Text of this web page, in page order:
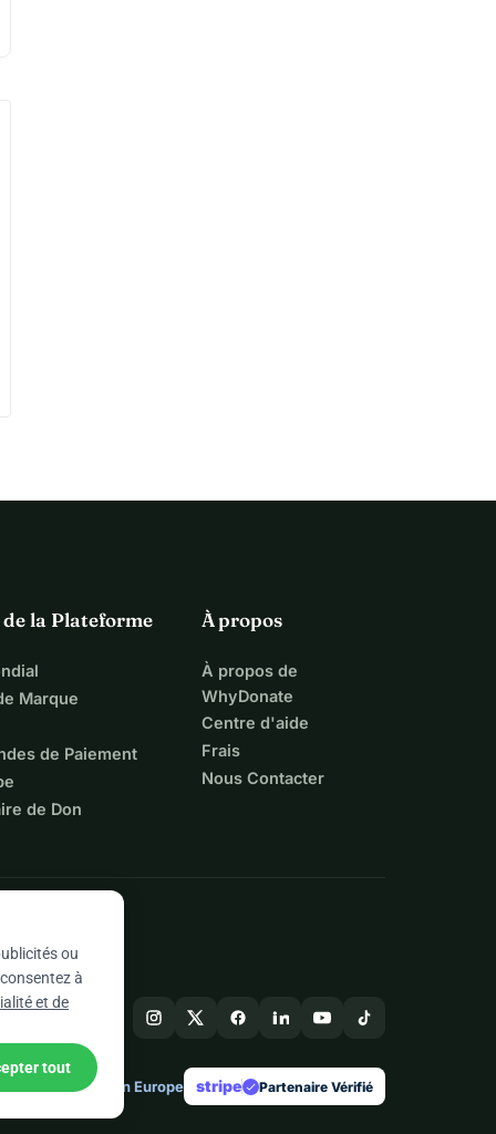
la Plateforme
Marque
de Paiement
de Don
À propos
À propos de
WhyDonate
Centre d'aide
Frais
Nous Contacter
Conçu en Europe stripe check Partenaire Vérifié
ou
à
et de
tout